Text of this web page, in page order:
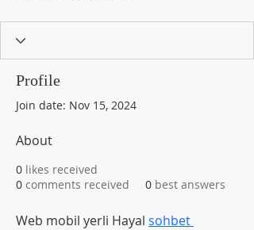
Profile
Join date: Nov 15, 2024
About
0 likes received
0 comments received 0 best answers
Web mobil yerli Hayal sohbet